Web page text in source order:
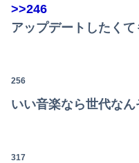
>>246
アップデートしたく
256
いい音楽なら世代な
317